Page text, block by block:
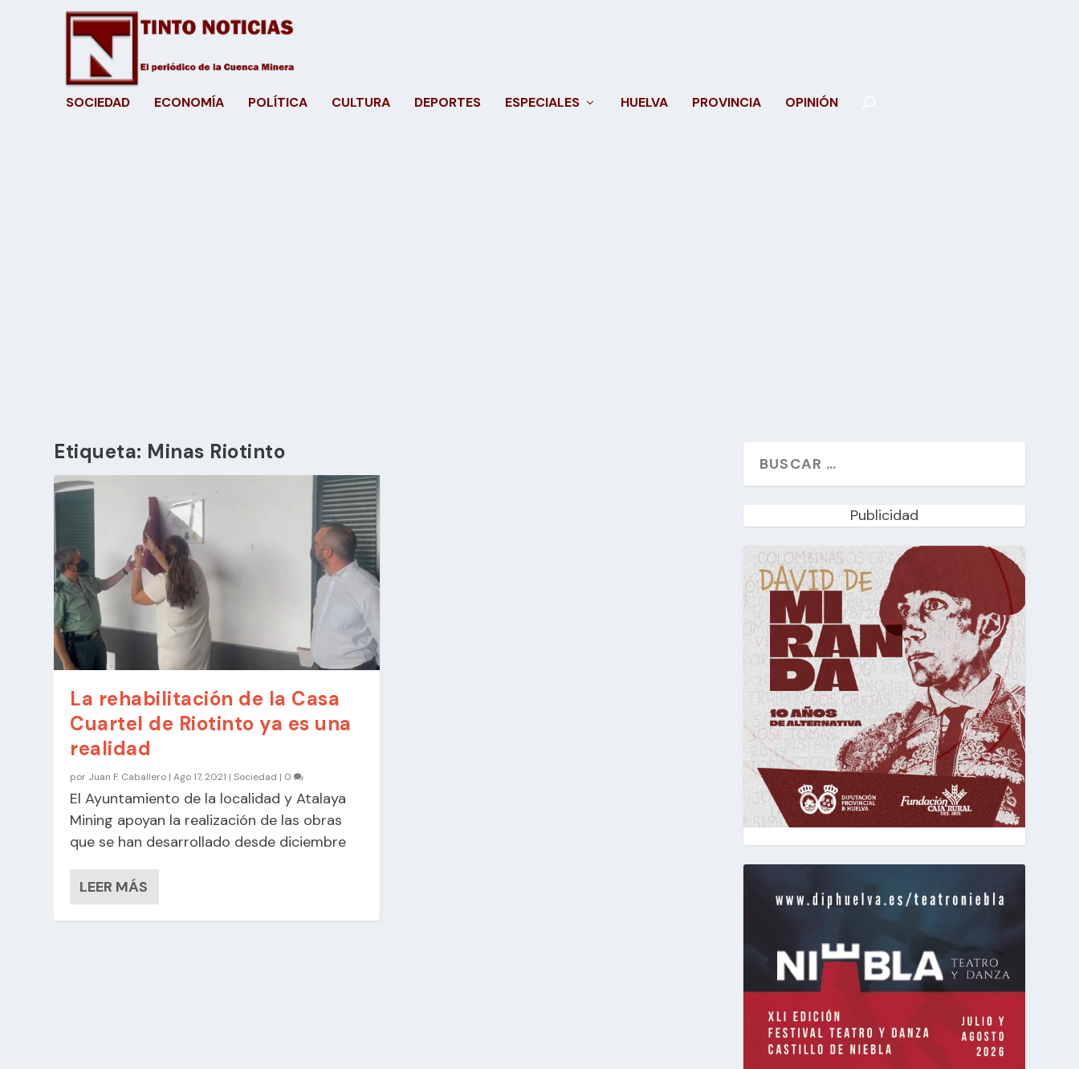
SOCIEDAD ECONOMÍA POLÍTICA CULTURA DEPORTES ESPECIALES HUELVA PROVINCIA OPINIÓN
Etiqueta: Minas Riotinto
La rehabilitación de la Casa
Cuartel de Riotinto ya es una
realidad
por Juan F. Caballero |Ago 17, 2021 |Sociedad | 0
El Ayuntamiento de la localidad y Atalaya
Mining apoyan la realización de las obras
que se han desarrollado desde diciembre
LEER MÁS
Publicidad